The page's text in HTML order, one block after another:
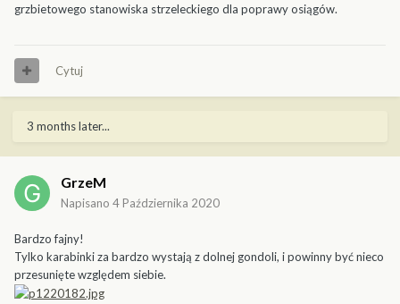
grzbietowego stanowiska strzeleckiego dla poprawy osiągów.
Cytuj
3 months later...
GrzeM
Napisano 4 Października 2020
Bardzo fajny!
Tylko karabinki za bardzo wystają z dolnej gondoli, i powinny być nieco
przesunięte względem siebie.